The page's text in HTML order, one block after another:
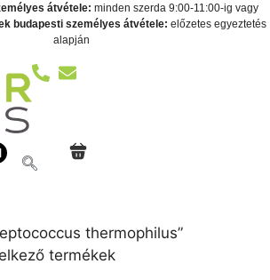
átvétele: minden szerda 9:00-11:00-ig vagy
budapesti személyes átvétele: előzetes egyeztetés
alapján
thermophilus”
termékek